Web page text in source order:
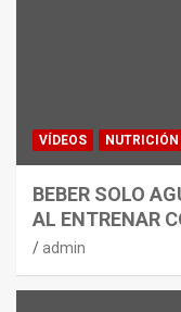
VÍDEOS NUTRICIÓN
BEBER SOLO
AL ENTRENAR
admin